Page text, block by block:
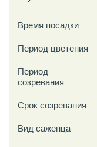
Время посадки
Период цветения
Период
созревания
Срок созревания
Вид саженца